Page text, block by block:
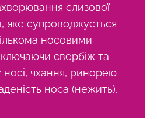
слизової
яке супроводжується
носовими
свербіж та
чхання, ринорею
носа (нежить).